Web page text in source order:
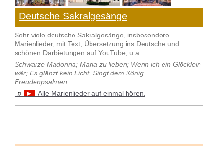
Deutsche Sakralgesänge
Sehr viele deutsche Sakralgesänge, insbesondere
Marienlieder, mit Text, Übersetzung ins Deutsche und
schönen Darbietungen auf YouTube, u.a.:
Schwarze Madonna; Maria zu lieben; Wenn ich ein Glöcklein
wär; Es glänzt kein Licht, Singt dem König
Freudenpsalmen
♫
► Alle Marienlieder auf einmal hören.